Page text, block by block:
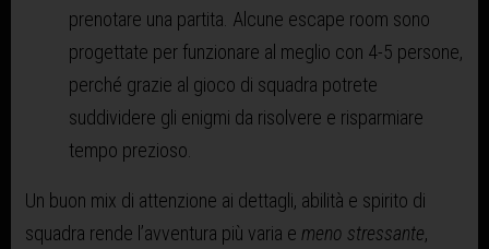
prenotare una partita. Alcune escape room sono
progettate per funzionare al meglio con 4-5 persone,
perché grazie al gioco di squadra potrete
suddividere gli enigmi da risolvere e risparmiare
tempo prezioso.
Un buon mix di attenzione ai dettagli, abilità e spirito di
squadra rende l’avventura più varia e meno stressante,